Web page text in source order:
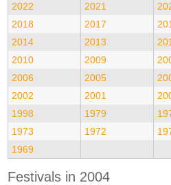
2022
2021
2018
2017
2014
2013
2010
2009
2006
2005
2002
2001
1998
1979
1973
1972
1969
Festivals in 2004